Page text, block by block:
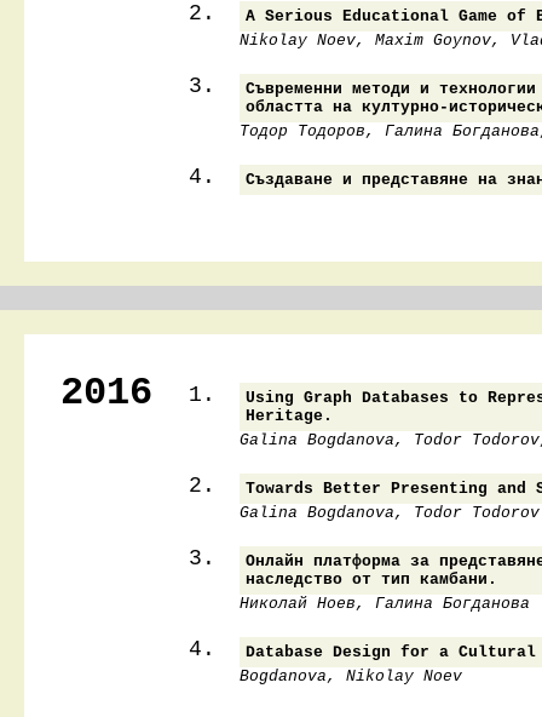
2.
A Serious Educational Game
Nikolay Noev, Maxim Goynov,
3.
Съвременни методи и
областта на културно-
Тодор Тодоров, Галина
4. Създаване и представяне на
2016 1.
Using Graph Databases to
Heritage.
Galina Bogdanova, Todor
2.
Towards Better Presenting and
Galina Bogdanova, Todor Todorov
3.
Oнлайн платформа за
наследство от тип камбани.
Николай Ноев, Галина Богданова
4.
Database Design for a
Bogdanova, Nikolay Noev